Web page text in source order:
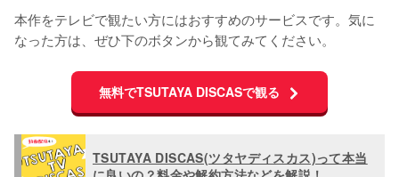
本作をテレビで観たい方にはおすすめのサービスです。気に
なった方は、ぜひ下のボタンから観てみてください。
無料でTSUTAYA DISCASで観る
TSUTAYA DISCAS(ツタヤディスカス)って本当